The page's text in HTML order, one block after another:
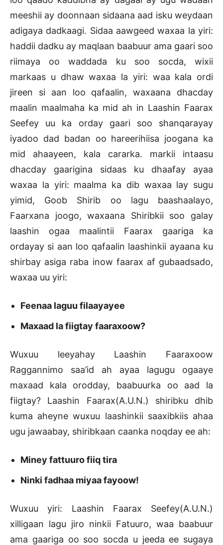
meeshii ay doonnaan sidaana aad isku weydaan
adigaya dadkaagi. Sidaa aawgeed waxaa la yiri:
haddii dadku ay maqlaan baabuur ama gaari soo
riimaya oo waddada ku soo socda, wixii
markaas u dhaw waxaa la yiri: waa kala ordi
jireen si aan loo qafaalin, waxaana dhacday
maalin maalmaha ka mid ah in Laashin Faarax
Seefey uu ka orday gaari soo shanqarayay
iyadoo dad badan oo hareerihiisa joogana ka
mid ahaayeen, kala cararka. markii intaasu
dhacday gaarigina sidaas ku dhaafay ayaa
waxaa la yiri: maalma ka dib waxaa lay sugu
yimid, Goob Shirib oo lagu baashaalayo,
Faarxana joogo, waxaana Shiribkii soo galay
laashin ogaa maalintii Faarax gaariga ka
ordayay si aan loo qafaalin laashinkii ayaana ku
shirbay asiga raba inow faarax af gubaadsado,
waxaa uu yiri:
Feenaa laguu filaayayee
Maxaad la fiigtay faaraxoow?
Wuxuu leeyahay Laashin Faaraxoow
Raggannimo saa’id ah ayaa lagugu ogaaye
maxaad kala orodday, baabuurka oo aad la
fiigtay? Laashin Faarax(A.U.N.) shiribku dhib
kuma aheyne wuxuu laashinkii saaxibkiis ahaa
ugu jawaabay, shiribkaan caanka noqday ee ah:
Miney fattuuro fiiq tira
Ninki fadhaa miyaa fayoow!
Wuxuu yiri: Laashin Faarax Seefey(A.U.N.)
xilligaan lagu jiro ninkii Fatuuro, waa baabuur
ama gaariga oo soo socda u jeeda ee sugaya